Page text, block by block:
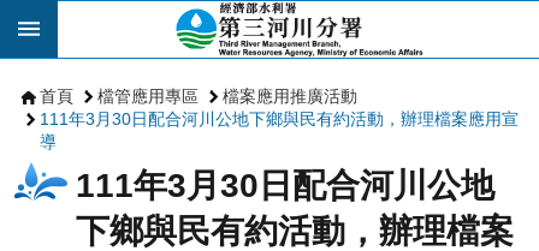
跳到主要內容區塊
首頁 檔管應用專區
檔案應用推廣活動
111年3月30日配合河川公地下鄉與民有約活動，辦理檔案應用宣
導
111年3月30日配合河川公地
下鄉與民有約活動，辦理檔案